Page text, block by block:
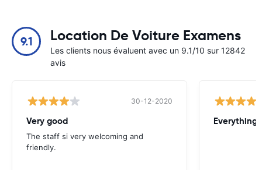
9.1 Location De Voiture Examens
Les clients nous évaluent avec un 9.1/10 sur 12842
avis
30-12-2020
Very good
The staff si very welcoming and
friendly.
Everything